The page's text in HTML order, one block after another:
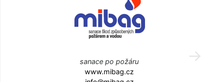
sanace po požáru
www.mibag.cz